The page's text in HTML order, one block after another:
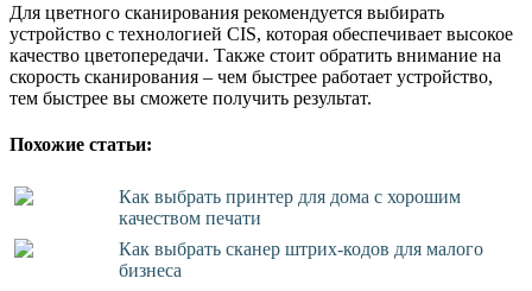
Для цветного сканирования рекомендуется выбирать
устройство с технологией CIS, которая обеспечивает высокое
качество цветопередачи. Также стоит обратить внимание на
скорость сканирования – чем быстрее работает устройство,
тем быстрее вы сможете получить результат.
Похожие статьи:
Как выбрать принтер для дома с хорошим
качеством печати
Как выбрать сканер штрих-кодов для малого
бизнеса